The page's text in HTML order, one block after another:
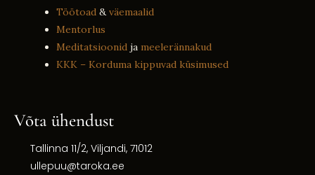
Töötoad &väemaalid
Mentorlus
Meditatsioonid ja meelerännakud
KKK – Korduma kippuvad küsimused
Võta ühendust
Tallinna 11/2, Viljandi, 71012
ullepuu@taroka.ee